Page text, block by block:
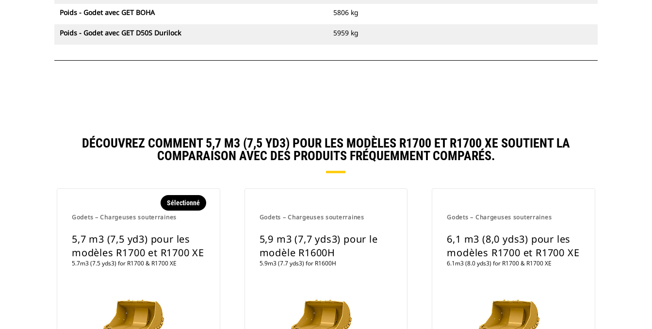
Poids - Godet avec GET BOHA 5806 kg
Poids - Godet avec GET D50S Durilock 5959 kg
DÉCOUVREZ COMMENT 5,7 M3 (7,5 YD3) POUR LES MODÈLES R1700 ET R1700 XE SOUTIENT LA
COMPARAISON AVEC DES PRODUITS FRÉQUEMMENT COMPARÉS.
Godets – Chargeuses souterraines
Sélectionné
5,7 m3 (7,5 yd3) pour les
modèles R1700 et R1700 XE
5.7m3 (7.5 yds3) for R1700 & R1700 XE
Godets – Chargeuses souterraines
5,9 m3 (7,7 yds3) pour le
modèle R1600H
5.9m3 (7.7 yds3) for R1600H
Godets – Chargeuses souterraines
6,1 m3 (8,0 yds3) pour les
modèles R1700 et R1700 XE
6.1m3 (8.0 yds3) for R1700 & R1700 XE